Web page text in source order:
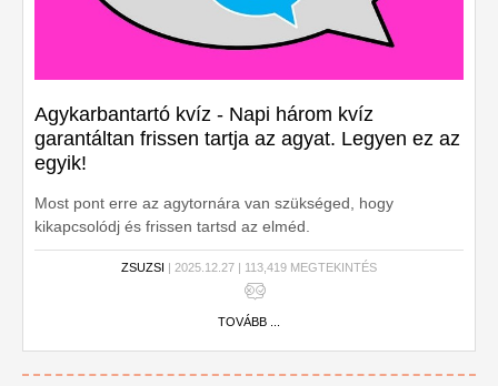
Agykarbantartó kvíz - Napi három kvíz
garantáltan frissen tartja az agyat. Legyen ez az
egyik!
Most pont erre az agytornára van szükséged, hogy
kikapcsolódj és frissen tartsd az elméd.
ZSUZSI | 2025.12.27 | 113,419 MEGTEKINTÉS
TOVÁBB ...